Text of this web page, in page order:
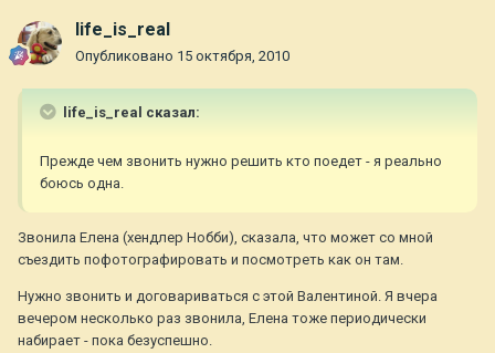
life_is_real
Опубликовано 15 октября, 2010
life_is_real сказал:
Прежде чем звонить нужно решить кто поедет - я реально
боюсь одна.
Звонила Елена (хендлер Нобби), сказала, что может со мной
съездить пофотографировать и посмотреть как он там.
Нужно звонить и договариваться с этой Валентиной. Я вчера
вечером несколько раз звонила, Елена тоже периодически
набирает - пока безуспешно.